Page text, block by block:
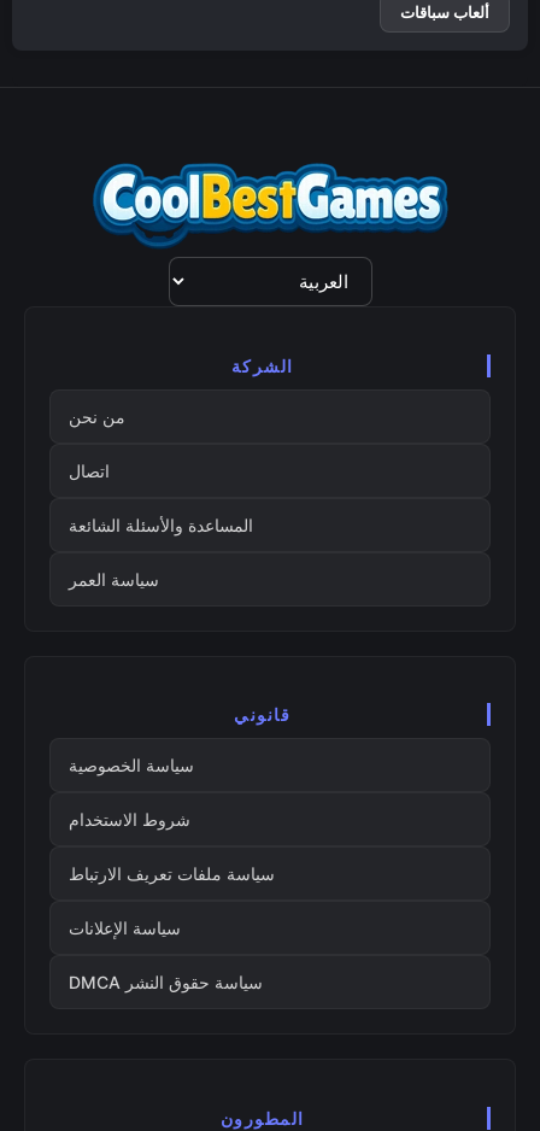
ألعاب سباقات
اختيار
اللغة
الشركة
من نحن
اتصال
المساعدة والأسئلة الشائعة
سياسة العمر
قانوني
سياسة الخصوصية
شروط الاستخدام
سياسة ملفات تعريف الارتباط
سياسة الإعلانات
سياسة حقوق النشر DMCA
المطورون